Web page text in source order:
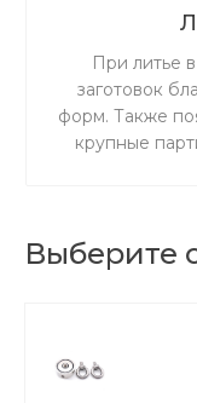
При литье
заготовок
форм. Также
крупные
Выберите